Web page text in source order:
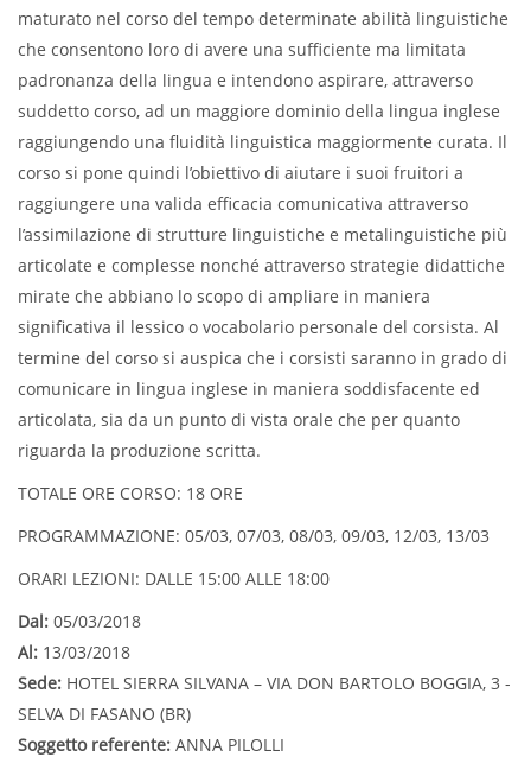
maturato nel corso del tempo determinate abilità linguistiche
che consentono loro di avere una sufficiente ma limitata
padronanza della lingua e intendono aspirare, attraverso
suddetto corso, ad un maggiore dominio della lingua inglese
raggiungendo una fluidità linguistica maggiormente curata. Il
corso si pone quindi l’obiettivo di aiutare i suoi fruitori a
raggiungere una valida efficacia comunicativa attraverso
l’assimilazione di strutture linguistiche e metalinguistiche più
articolate e complesse nonché attraverso strategie didattiche
mirate che abbiano lo scopo di ampliare in maniera
significativa il lessico o vocabolario personale del corsista. Al
termine del corso si auspica che i corsisti saranno in grado di
comunicare in lingua inglese in maniera soddisfacente ed
articolata, sia da un punto di vista orale che per quanto
riguarda la produzione scritta.
TOTALE ORE CORSO: 18 ORE
PROGRAMMAZIONE: 05/03, 07/03, 08/03, 09/03, 12/03, 13/03
ORARI LEZIONI: DALLE 15:00 ALLE 18:00
Dal: 05/03/2018
Al: 13/03/2018
Sede: HOTEL SIERRA SILVANA – VIA DON BARTOLO BOGGIA, 3 -
SELVA DI FASANO (BR)
Soggetto referente: ANNA PILOLLI